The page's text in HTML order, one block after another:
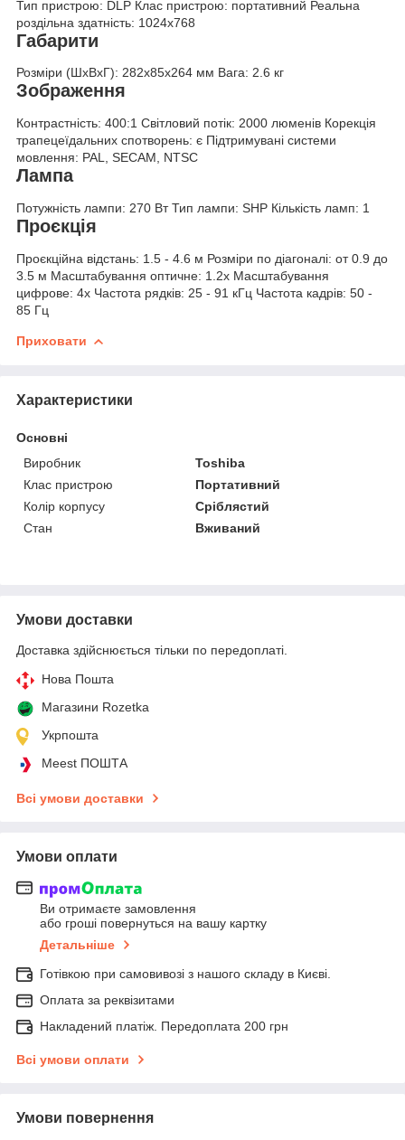
Тип пристрою: DLP Клас пристрою: портативний Реальна
роздільна здатність: 1024x768
Габарити
Розміри (ШxВxГ): 282x85x264 мм Вага: 2.6 кг
Зображення
Контрастність: 400:1 Світловий потік: 2000 люменів Корекція
трапецеїдальних спотворень: є Підтримувані системи
мовлення: PAL, SECAM, NTSC
Лампа
Потужність лампи: 270 Вт Тип лампи: SHP Кількість ламп: 1
Проєкція
Проєкційна відстань: 1.5 - 4.6 м Розміри по діагоналі: от 0.9 до
3.5 м Масштабування оптичне: 1.2x Масштабування
цифрове: 4x Частота рядків: 25 - 91 кГц Частота кадрів: 50 -
85 Гц
Приховати
Характеристики
Основні
Виробник
Toshiba
Клас пристрою
Портативний
Колір корпусу
Сріблястий
Стан
Вживаний
Умови доставки
Доставка здійснюється тільки по передоплаті.
Нова Пошта
Магазини Rozetka
Укрпошта
Meest ПОШТА
Всі умови доставки
Умови оплати
Ви отримаєте замовлення
або гроші повернуться на вашу картку
Детальніше
Готівкою при самовивозі з нашого складу в Києві.
Оплата за реквізитами
Накладений платіж. Передоплата 200 грн
Всі умови оплати
Умови повернення